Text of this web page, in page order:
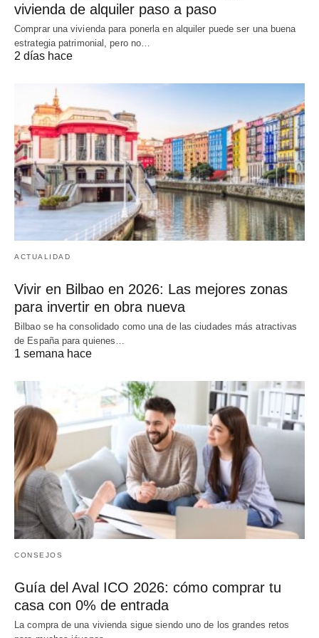
vivienda de alquiler paso a paso
Comprar una vivienda para ponerla en alquiler puede ser una buena
estrategia patrimonial, pero no…
2 días hace
ACTUALIDAD
Vivir en Bilbao en 2026: Las mejores zonas
para invertir en obra nueva
Bilbao se ha consolidado como una de las ciudades más atractivas
de España para quienes…
1 semana hace
CONSEJOS
Guía del Aval ICO 2026: cómo comprar tu
casa con 0% de entrada
La compra de una vivienda sigue siendo uno de los grandes retos